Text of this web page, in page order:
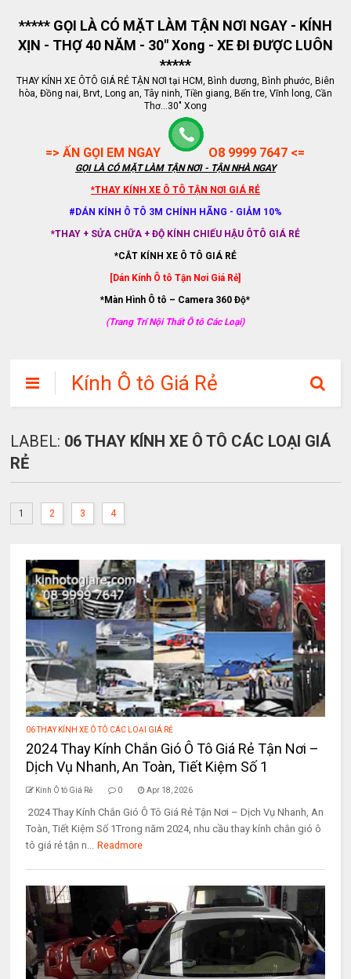
***** GỌI LÀ CÓ MẶT LÀM TẬN NƠI NGAY - KÍNH
XỊN - THỢ 40 NĂM - 30" Xong - XE ĐI ĐƯỢC LUÔN
*****
THAY KÍNH XE ÔTÔ GIÁ RẺ TẬN NƠI tại HCM, Bình dương, Bình phước, Biên
hòa, Đồng nai, Brvt, Long an, Tây ninh, Tiền giang, Bến tre, Vĩnh long, Cần
Thơ...30" Xong
=> ẤN GỌI EM NGAY O8 9999 7647 <=
GỌI LÀ CÓ MẶT LÀM TẬN NƠI - TẬN NHÀ NGAY
*THAY KÍNH XE Ô TÔ TẬN NƠI GIÁ RẺ
#DÁN KÍNH Ô TÔ 3M CHÍNH HÃNG - GIẢM 10%
*THAY + SỬA CHỮA + ĐỘ KÍNH CHIẾU HẬU ÔTÔ GIÁ RẺ
*CẮT KÍNH XE Ô TÔ GIÁ RẺ
[Dán Kính Ô tô Tận Nơi Giá Rẻ]
*Màn Hình Ô tô – Camera 360 Độ*
(Trang Trí Nội Thất Ô tô Các Loại)
Kính Ô tô Giá Rẻ
LABEL: 06 THAY KÍNH XE Ô TÔ CÁC LOẠI GIÁ
RẺ
1 2 3 4
06 THAY KÍNH XE Ô TÔ CÁC LOẠI GIÁ RẺ
2024 Thay Kính Chắn Gió Ô Tô Giá Rẻ Tận Nơi –
Dịch Vụ Nhanh, An Toàn, Tiết Kiệm Số 1
Kính Ô tô Giá Rẻ 0 Apr 18, 2026
2024 Thay Kính Chắn Gió Ô Tô Giá Rẻ Tận Nơi – Dịch Vụ Nhanh, An
Toàn, Tiết Kiệm Số 1Trong năm 2024, nhu cầu thay kính chắn gió ô
tô giá rẻ tận n... Readmore